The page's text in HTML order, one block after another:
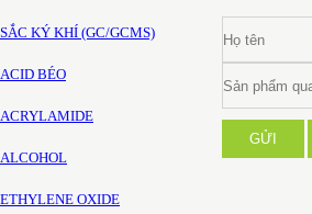
SẮC KÝ KHÍ (GC/GCMS)
ACID BÉO
ACRYLAMIDE
ALCOHOL
ETHYLENE OXIDE
GỬI